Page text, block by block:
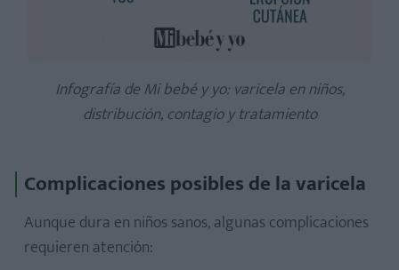
Infografía de Mi bebé y yo: varicela en niños,
distribución, contagio y tratamiento
Complicaciones posibles de la varicela
Aunque dura en niños sanos, algunas complicaciones
requieren atención: